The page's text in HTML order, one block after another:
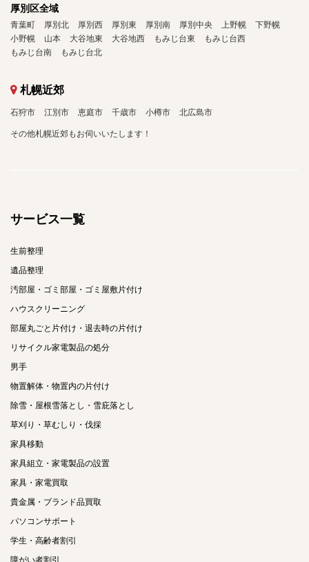
厚別区全域
青葉町 厚別北 厚別西 厚別東 厚別南 厚別中央 上野幌
下野幌
小野幌
山本 大谷地東 大谷地西 もみじ台東
もみじ台西
もみじ台南
もみじ台北
札幌近郊
石狩市 江別市 恵庭市 千歳市 小樽市 北広島市
その他札幌近郊もお伺いいたします！
サービス一覧
生前整理
遺品整理
汚部屋・ゴミ部屋・ゴミ屋敷片付け
ハウスクリーニング
部屋丸ごと片付け・退去時の片付け
リサイクル家電製品の処分
男手
物置解体・物置内の片付け
除雪・屋根雪落とし・雪庇落とし
草刈り・草むしり・伐採
家具移動
家具組立・家電製品の設置
家具・家電買取
貴金属・ブランド品買取
パソコンサポート
学生・高齢者割引
障がい者割引